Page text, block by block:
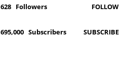
628 Followers FOLLOW
695,000 Subscribers SUBSCRIBE